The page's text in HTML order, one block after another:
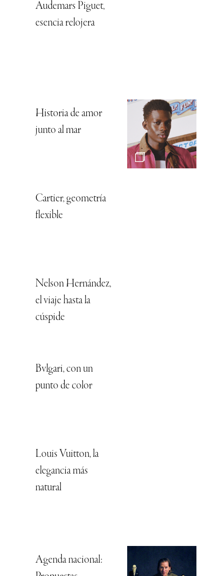
Audemars Piguet,
esencia relojera
Historia de amor
junto al mar
Cartier, geometría
flexible
Nelson Hernández,
el viaje hasta la
cúspide
Bvlgari, con un
punto de color
Louis Vuitton, la
elegancia más
natural
Agenda nacional: